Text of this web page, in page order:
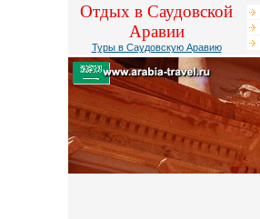
Отдых в Саудовской
Аравии
Туры в Саудовскую Аравию